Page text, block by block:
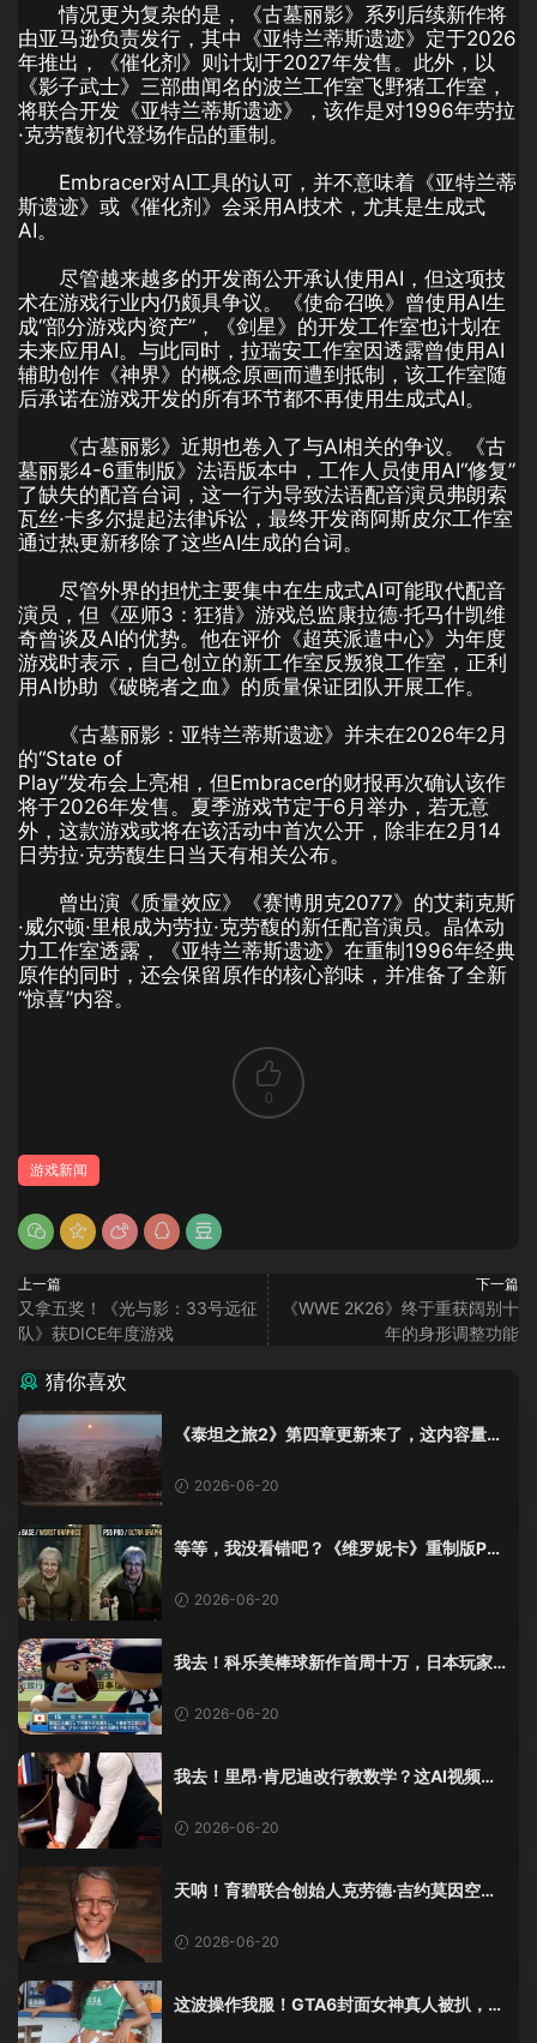
情况更为复杂的是，《古墓丽影》系列后续新作将
由亚马逊负责发行，其中《亚特兰蒂斯遗迹》定于2026
年推出，《催化剂》则计划于2027年发售。此外，以
《影子武士》三部曲闻名的波兰工作室飞野猪工作室，
将联合开发《亚特兰蒂斯遗迹》，该作是对1996年劳拉
·克劳馥初代登场作品的重制。
Embracer对AI工具的认可，并不意味着《亚特兰蒂
斯遗迹》或《催化剂》会采用AI技术，尤其是生成式
AI。
尽管越来越多的开发商公开承认使用AI，但这项技
术在游戏行业内仍颇具争议。《使命召唤》曾使用AI生
成“部分游戏内资产”，《剑星》的开发工作室也计划在
未来应用AI。与此同时，拉瑞安工作室因透露曾使用AI
辅助创作《神界》的概念原画而遭到抵制，该工作室随
后承诺在游戏开发的所有环节都不再使用生成式AI。
《古墓丽影》近期也卷入了与AI相关的争议。《古
墓丽影4-6重制版》法语版本中，工作人员使用AI“修复”
了缺失的配音台词，这一行为导致法语配音演员弗朗索
瓦丝·卡多尔提起法律诉讼，最终开发商阿斯皮尔工作室
通过热更新移除了这些AI生成的台词。
尽管外界的担忧主要集中在生成式AI可能取代配音
演员，但《巫师3：狂猎》游戏总监康拉德·托马什凯维
奇曾谈及AI的优势。他在评价《超英派遣中心》为年度
游戏时表示，自己创立的新工作室反叛狼工作室，正利
用AI协助《破晓者之血》的质量保证团队开展工作。
《古墓丽影：亚特兰蒂斯遗迹》并未在2026年2月
的“State of
Play”发布会上亮相，但Embracer的财报再次确认该作
将于2026年发售。夏季游戏节定于6月举办，若无意
外，这款游戏或将在该活动中首次公开，除非在2月14
日劳拉·克劳馥生日当天有相关公布。
曾出演《质量效应》《赛博朋克2077》的艾莉克斯
·威尔顿·里根成为劳拉·克劳馥的新任配音演员。晶体动
力工作室透露，《亚特兰蒂斯遗迹》在重制1996年经典
原作的同时，还会保留原作的核心韵味，并准备了全新
“惊喜”内容。
0
游戏新闻
上一篇
又拿五奖！《光与影：33号远征
队》获DICE年度游戏
下一篇
《WWE 2K26》终于重获阔别十
年的身形调整功能
猜你喜欢
《泰坦之旅2》第四章更新来了，这内容量感
2026-06-20
等等，我没看错吧？《维罗妮卡》重制版PS
2026-06-20
我去！科乐美棒球新作首周十万，日本玩家
2026-06-20
我去！里昂·肯尼迪改行教数学？这AI视频全
2026-06-20
天呐！育碧联合创始人克劳德·吉约莫因空难
2026-06-20
这波操作我服！GTA6封面女神真人被扒，网